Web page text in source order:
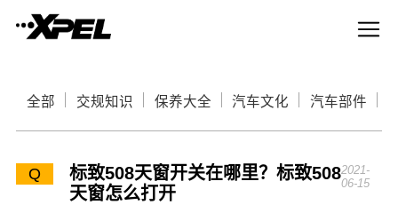
全部 交规知识 保养大全 汽车文化 汽车部件
Q
标致508天窗开关在哪里？标致508
天窗怎么打开
2021-
06-15